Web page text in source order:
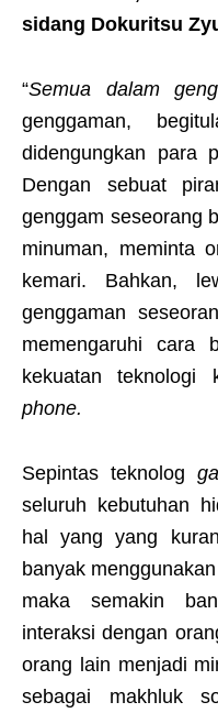
sidang Dokuritsu
“Semua dalam
genggaman,
didengungkan para
Dengan sebuat
genggam seseorang
minuman, meminta
kemari. Bahkan,
genggaman
memengaruhi cara
kekuatan teknologi
phone.
Sepintas teknolog
seluruh kebutuhan
hal yang yang
banyak
maka semakin
interaksi dengan
orang lain menjadi
sebagai makhluk